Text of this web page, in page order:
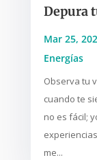
Depura
Mar 25,
Energías
Observa tu
cuando te
no es fácil;
me...